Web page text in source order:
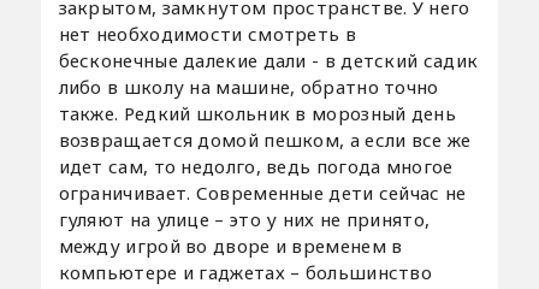
закрытом, замкнутом пространстве. У него
нет необходимости смотреть в
бесконечные далекие дали - в детский садик
либо в школу на машине, обратно точно
также. Редкий школьник в морозный день
возвращается домой пешком, а если все же
идет сам, то недолго, ведь погода многое
ограничивает. Современные дети сейчас не
гуляют на улице – это у них не принято,
между игрой во дворе и временем в
компьютере и гаджетах – большинство